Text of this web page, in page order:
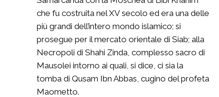
che fu costruita nel XV secolo ed era una delle
più grandi dell’intero mondo islamico; si
prosegue per il mercato orientale di Siab; alla
Necropoli di Shahi Zinda, complesso sacro di
Mausolei intorno ai quali, si dice, ci sia la
tomba di Qusam Ibn Abbas, cugino del profeta
Maometto.